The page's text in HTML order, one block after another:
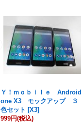
Ｙ！ｍｏｂｉｌｅ Android
one X3 モックアップ ３
色セット [X3]
999円(税込)